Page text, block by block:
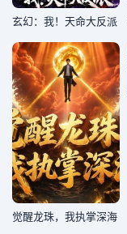
玄幻：我！天命大反派
觉醒龙珠，我执掌深海